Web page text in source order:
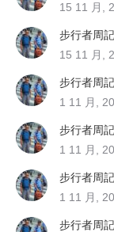
15 11 月,
步行者周
15 11 月,
步行者周
1 11 月,
步行者周
1 11 月,
步行者周
1 11 月,
步行者周